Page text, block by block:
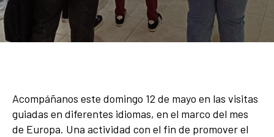
Acompáñanos este domingo 12 de mayo en las visitas
guiadas en diferentes idiomas, en el marco del mes
de Europa. Una actividad con el fin de promover el